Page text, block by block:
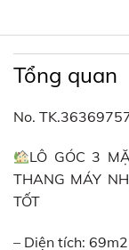
Tổng quan
No.
LÔ GÓC 3
THANG MÁY
TỐT
– Diện tích: